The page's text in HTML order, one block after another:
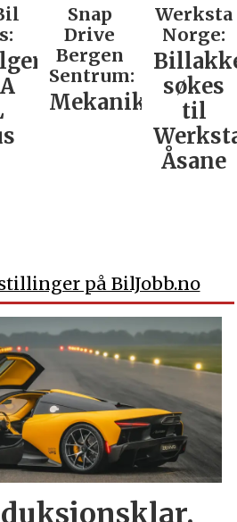
Snap
Drive
Bergen
Sentrum:
Mekaniker
Werksta
Norge:
søkes
til
Åsane
på BilJobb.no